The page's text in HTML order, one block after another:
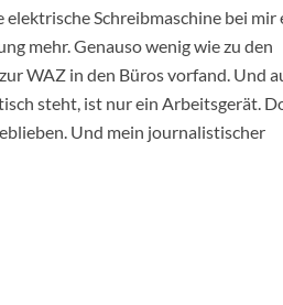
Schreibmaschine bei mir
mehr. Genauso wenig wie zu den
WAZ in den Büros vorfand. Und
steht, ist nur ein Arbeitsgerät.
Und mein journalistischer